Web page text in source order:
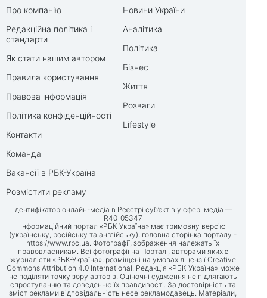
Про компанію
Редакційна політика і
стандарти
Як стати нашим автором
Правила користування
Правова інформація
Політика конфіденційності
Контакти
Команда
Вакансії в РБК-Україна
Розмістити рекламу
Новини України
Аналітика
Політика
Бізнес
Життя
Розваги
Lifestyle
Ідентифікатор онлайн-медіа в Реєстрі суб’єктів у сфері медіа —
R40-05347
Інформаційний портал «РБК-Україна» має тримовну версію
(українську, російську та англійську), головна сторінка порталу -
https://www.rbc.ua. Фотографії, зображення належать їх
правовласникам. Всі фотографії на Порталі, авторами яких є
журналісти «РБК-Україна», розміщені на умовах ліцензії Creative
Commons Attribution 4.0 International. Редакція «РБК-Україна» може
не поділяти точку зору авторів. Оціночні судження не підлягають
спростуванню та доведенню їх правдивості. За достовірність та
зміст реклами відповідальність несе рекламодавець. Матеріали,